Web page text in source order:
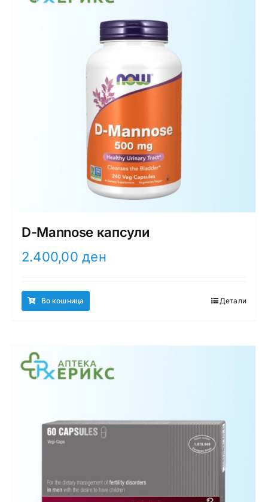
D-Mannose капсули
2.400,00ден
Во кошница Детали